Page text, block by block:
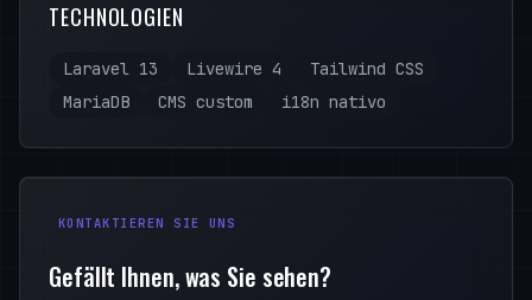
TECHNOLOGIEN
Laravel 13 Livewire 4
Tailwind CSS
MariaDB
CMS custom i18n nativo
KONTAKTIEREN SIE UNS
Gefällt Ihnen, was Sie sehen?